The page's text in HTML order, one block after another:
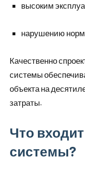
высоким
нарушению норм
Качественно
системы
объекта на
затраты.
Что
системы?